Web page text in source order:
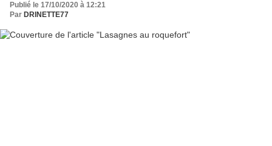
Publié le 17/10/2020 à 12:21
Par DRINETTE77